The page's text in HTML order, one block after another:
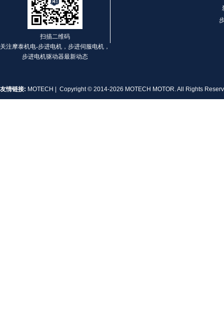
MT-1704HS168A
扫描二维码
关注摩泰机电-步进电机，步进伺服电机，
步进电机驱动器最新动态
友情链接: MOTECH | Copyright © 2014-2026 MOTECH MOTOR. All Rights